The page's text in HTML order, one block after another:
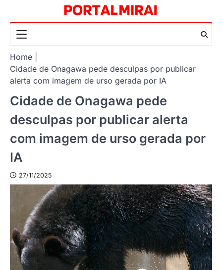
content
Home
Cidade de Onagawa pede desculpas por publicar
alerta com imagem de urso gerada por IA
Cidade de Onagawa pede
desculpas por publicar alerta
com imagem de urso gerada por
IA
27/11/2025